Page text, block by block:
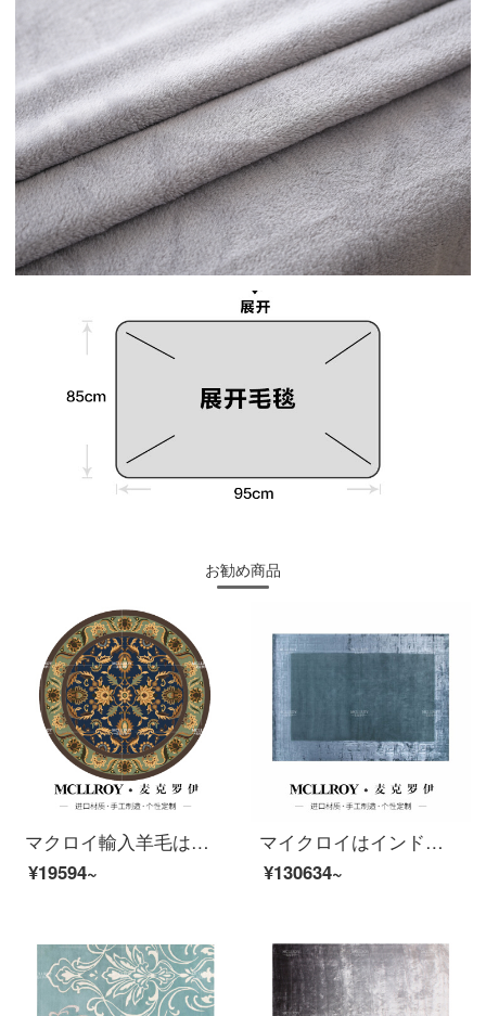
お勧め商品
マクロイ輸入羊毛は円形アメリカ式のシンプルでモダンなヨーロッパ式にカスタマイズしました。北欧の新しい中国式客間ソファ茶何畳レストランのテーブルルームは大じゅうたんM 086-1円形【上質な羊毛の輸入】2000 MMの直径でいっぱいです。
¥19594~
マイクロイはインドから輸入した後、現代で簡単で贅沢な北欧の新しい中国式ヨーロッパ式のリビングルームのソファーのお茶の毛布のベッドルームの床に手作りのハイエンドの羊毛プラスシルクのじゅうたんJ 304-1【インド輸入の天糸】30000 MM*40000 MM
¥130634~